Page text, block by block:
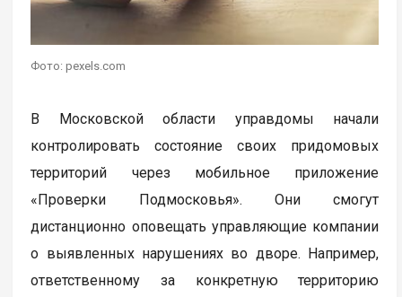
Фото: pexels.com
В Московской области управдомы начали
контролировать состояние своих придомовых
территорий через мобильное приложение
«Проверки Подмосковья». Они смогут
дистанционно оповещать управляющие компании
о выявленных нарушениях во дворе. Например,
ответственному за конкретную территорию